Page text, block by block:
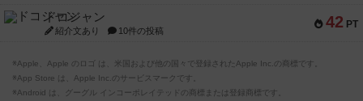
42 PT
ドコジャン
紹介文あり 10件の投稿
※Apple、Apple のロゴ は、米国および他の国々で登録されたApple Inc.の商標です。
※App Store は、Apple Inc.のサービスマークです。
※Android は、グーグル インコーポレイテッドの商標または登録商標です。